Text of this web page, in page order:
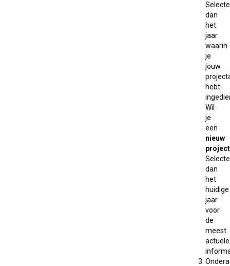
dan
het
jaar
waarin
je
jouw
hebt
Wil
je
een
nieuw
project
dan
het
huidige
jaar
voor
de
meest
actuele